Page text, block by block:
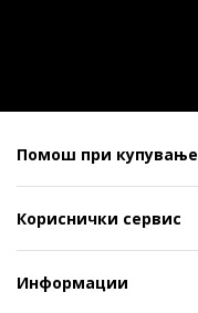
Помош при купување
Кориснички сервис
Информации